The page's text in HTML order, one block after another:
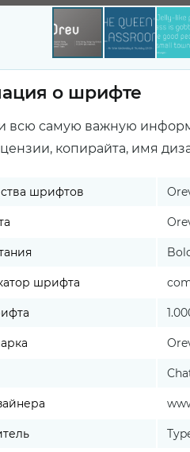
о шрифте
всю самую важную
копирайта, имя
шрифтов
шрифта